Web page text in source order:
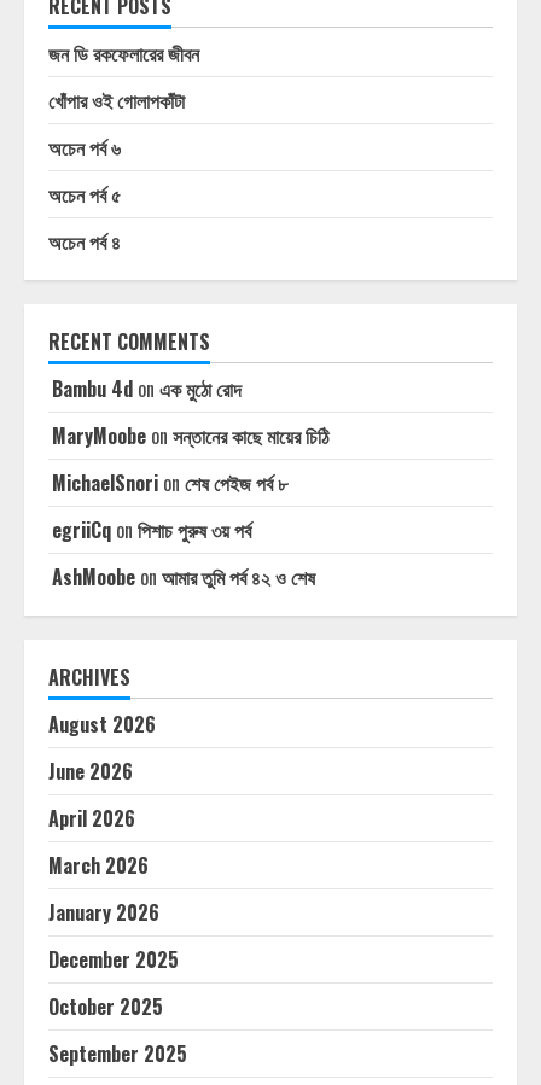
RECENT POSTS
জন ডি রকফেলারের জীবন
খোঁপার ওই গোলাপকাঁটা
অচেন পর্ব ৬
অচেন পর্ব ৫
অচেন পর্ব ৪
RECENT COMMENTS
Bambu 4d on এক মুঠো রোদ
MaryMoobe on সন্তানের কাছে মায়ের চিঠি
MichaelSnori on শেষ পেইজ পর্ব ৮
egriiCq on পিশাচ পুরুষ ৩য় পর্ব
AshMoobe on আমার তুমি পর্ব ৪২ ও শেষ
ARCHIVES
August 2026
June 2026
April 2026
March 2026
January 2026
December 2025
October 2025
September 2025